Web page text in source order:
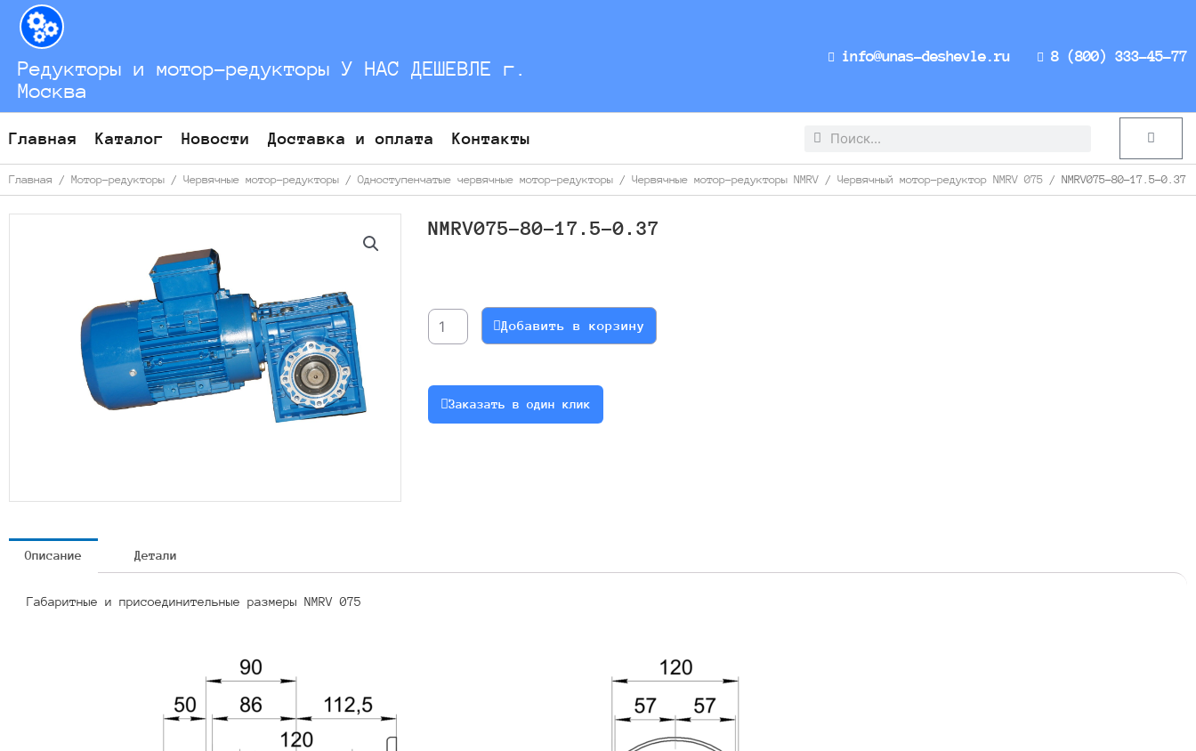
Перейти
содержимому
Редукторы и мотор-редукторы У НАС ДЕШЕВЛЕ г.
Москва
info@unas-deshevle.ru 8 (800) 333-45-77
Главная Каталог Новости Доставка и оплата Контакты Search
Search Cart
Главная / Мотор-редукторы / Червячные мотор-редукторы / Одноступенчатые червячные мотор-редукторы / Червячные мотор-редукторы NMRV / Червячный мотор-редуктор NMRV 075 / NMRV075-80-17.5-0.37
NMRV075-80-17.5-0.37
NMRV075-
80-
0.37
Добавить в корзину
Заказать в один клик
Описание Детали
Габаритные и присоединительные размеры NMRV 075